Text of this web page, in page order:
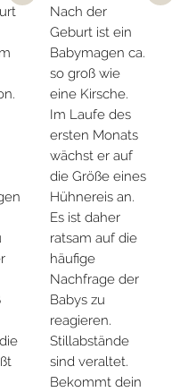
Nach der
Geburt ist ein
Babymagen ca.
so groß wie
eine Kirsche.
Im Laufe des
ersten Monats
wächst er auf
die Größe eines
Hühnereis an.
Es ist daher
ratsam auf die
häufige
Nachfrage der
Babys zu
reagieren.
Stillabstände
sind veraltet.
Bekommt dein